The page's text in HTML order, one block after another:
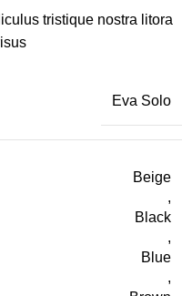
tristique nostra litora
Eva Solo
Beige
,
Black
,
Blue
,